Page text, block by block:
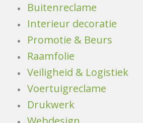
Buitenreclame
Interieur decoratie
Promotie & Beurs
Raamfolie
Veiligheid & Logistiek
Voertuigreclame
Drukwerk